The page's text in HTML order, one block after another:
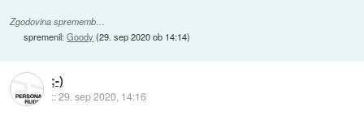
Zgodovina sprememb…
spremenil:Goody (29. sep 2020 ob 14:14)
;-)
::29. sep 2020, 14:16